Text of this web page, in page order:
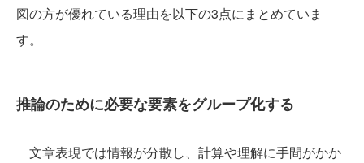
図の方が優れている理由を以下の3点にまとめていま
す。
推論のために必要な要素をグループ化する
文章表現では情報が分散し、計算や理解に手間がかか